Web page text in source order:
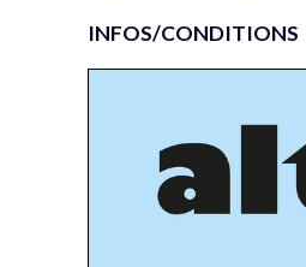
INFOS/CONDITIONS